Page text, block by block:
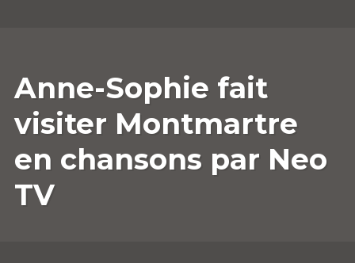
OCTOBRE
2022
UN
COMMENTAIRE
Anne-Sophie fait
visiter Montmartre
en chansons par Neo
TV